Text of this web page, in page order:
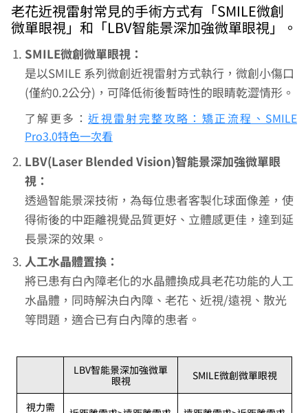
老花近視雷射常見的手術方式有「SMILE微創
微單眼視」和「LBV智能景深加強微單眼視」。
SMILE微創微單眼視：
是以SMILE 系列微創近視雷射方式執行，微創小傷口
(僅約0.2公分)，可降低術後暫時性的眼睛乾澀情形。
了解更多：近視雷射完整攻略：矯正流程、SMILE
Pro3.0特色一次看
LBV(Laser Blended Vision)智能景深加強微單眼
視：
透過智能景深技術，為每位患者客製化球面像差，使
得術後的中距離視覺品質更好、立體感更佳，達到延
長景深的效果。
人工水晶體置換：
將已患有白內障老化的水晶體換成具老花功能的人工
水晶體，同時解決白內障、老花、近視/遠視、散光
等問題，適合已有白內障的患者。
LBV智能景深加強微單
眼視
SMILE微創微單眼視
視力需